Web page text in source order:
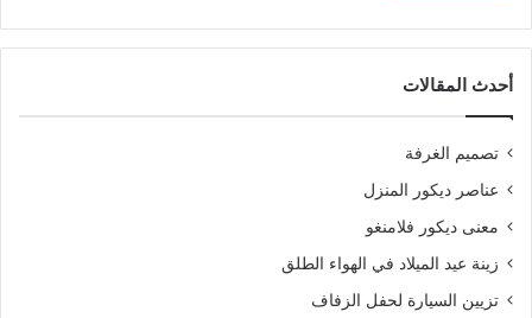
أحدث المقالات
تصميم الغرفة
عناصر ديكور المنزل
معنى ديكور فلامنغو
زينة عيد الميلاد في الهواء الطلق
تزيين السيارة لحفل الزفاف